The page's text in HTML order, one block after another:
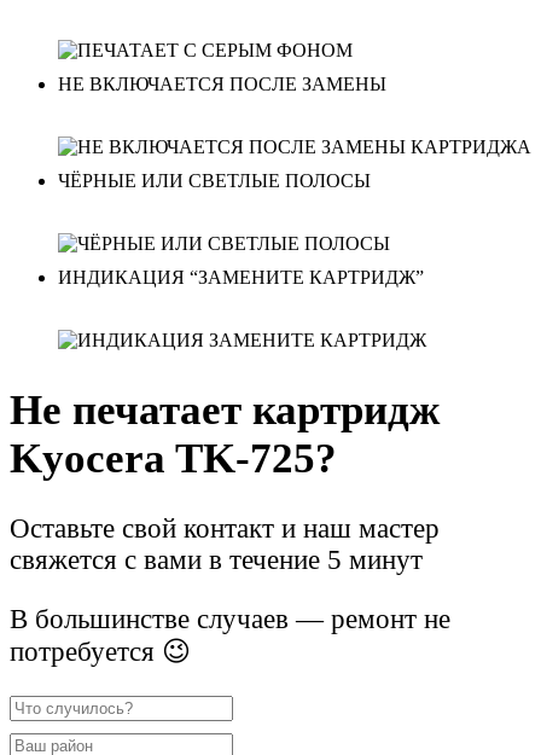
НЕ ВКЛЮЧАЕТСЯ ПОСЛЕ ЗАМЕНЫ
ЧЁРНЫЕ ИЛИ СВЕТЛЫЕ ПОЛОСЫ
ИНДИКАЦИЯ “ЗАМЕНИТЕ КАРТРИДЖ”
Не печатает картридж
Kyocera TK-725?
Оставьте свой контакт и наш мастер
свяжется с вами в течение 5 минут
В большинстве случаев — ремонт не
потребуется 😉